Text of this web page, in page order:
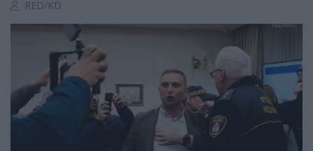
Autor artykułu:
RED/KD